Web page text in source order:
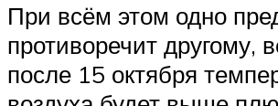
При всём этом одно
противоречит другому,
после 15 октября